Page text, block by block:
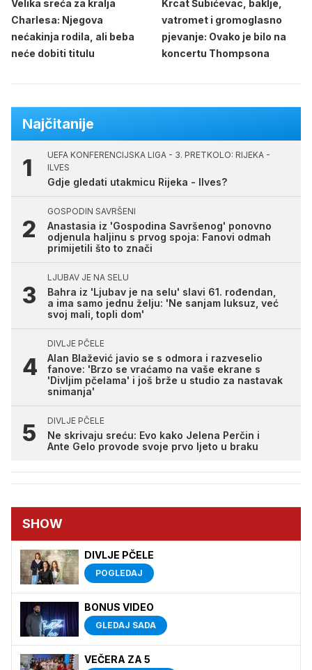
Velika sreća za kralja
Charlesa: Njegova
nećakinja rodila, ali beba
neće dobiti titulu
Krcat Šubićevac, baklje,
vatromet i gromoglasno
pjevanje: Ovako je bilo na
koncertu Thompsona
Najčitanije
UEFA KONFERENCIJSKA LIGA - 3. PRETKOLO: RIJEKA -
ILVES
Gdje gledati utakmicu Rijeka - Ilves?
GOSPODIN SAVRŠENI
Anastasia iz 'Gospodina Savršenog' ponovno
odjenula haljinu s prvog spoja: Fanovi odmah
primijetili što to znači
LJUBAV JE NA SELU
Bahra iz 'Ljubav je na selu' slavi 61. rođendan,
a ima samo jednu želju: 'Ne sanjam luksuz, već
svoj mali, topli dom'
DIVLJE PČELE
Alan Blažević javio se s odmora i razveselio
fanove: 'Brzo se vraćamo na vaše ekrane s
'Divljim pčelama' i još brže u studio za nastavak
snimanja'
DIVLJE PČELE
Ne skrivaju sreću: Evo kako Jelena Perčin i
Ante Gelo provode svoje prvo ljeto u braku
SHOW
DIVLJE PČELE
POGLEDAJ
BONUS VIDEO
GLEDAJ SADA
VEČERA ZA 5